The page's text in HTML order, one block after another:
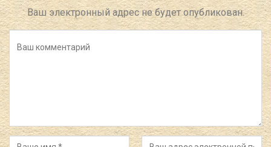
Ваш электронный адрес не будет опубликован.